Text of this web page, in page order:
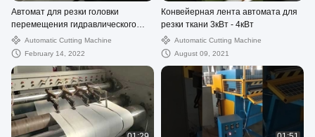
Автомат для резки головки
перемещения гидравлического
прокладки с столбцом точности 4
Automatic Cutting Machine
February 14, 2022
Конвейерная лента автомата для
резки ткани 3кВт - 4кВт
Automatic Cutting Machine
August 09, 2021